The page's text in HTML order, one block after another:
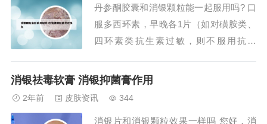
胡氏中药面膜，消炎排毒最佳。2、丹参
酮胶囊和...
丹参酮胶囊和消银颗粒能一起服用吗? 口
服多西环素，早晚各1片（如对磺胺类、
四环素类抗生素过敏，则不服用抗生
B6，每天3次，每次2片。先用六周。外
消银祛毒软膏 消银抑菌膏作用
2年前 皮肤资讯 344
消银片和消银颗粒效果一样吗 您好，消